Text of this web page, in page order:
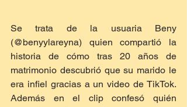
Se trata de la usuaria Beny
(@benyylareyna) quien compartió la
historia de cómo tras 20 años de
matrimonio descubrió que su marido le
era infiel gracias a un video de TikTok.
Además en el clip confesó quién